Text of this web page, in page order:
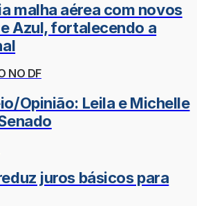
malha aérea com novos
Azul, fortalecendo a
NO DF
Opinião: Leila e Michelle
juros básicos para